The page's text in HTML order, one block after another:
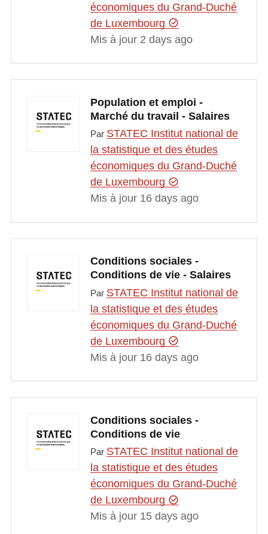
économiques du Grand-Duché
de Luxembourg
Mis à jour 2 days ago
Population et emploi -
Marché du travail - Salaires
Par STATEC Institut national de
la statistique et des études
économiques du Grand-Duché
de Luxembourg
Mis à jour 16 days ago
Conditions sociales -
Conditions de vie - Salaires
Par STATEC Institut national de
la statistique et des études
économiques du Grand-Duché
de Luxembourg
Mis à jour 16 days ago
Conditions sociales -
Conditions de vie
Par STATEC Institut national de
la statistique et des études
économiques du Grand-Duché
de Luxembourg
Mis à jour 15 days ago